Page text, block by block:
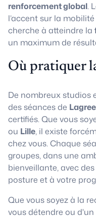
renforcement global.
l’accent sur la
cherche à atteindre la
un maximum de
Où pratiquer
De nombreux studios
des séances de Lagree
certifiés. Que vous
ou Lille, il existe
chez vous. Chaque
groupes, dans une
bienveillante, avec
posture et à votre
Que vous soyez à la
vous détendre ou d'un